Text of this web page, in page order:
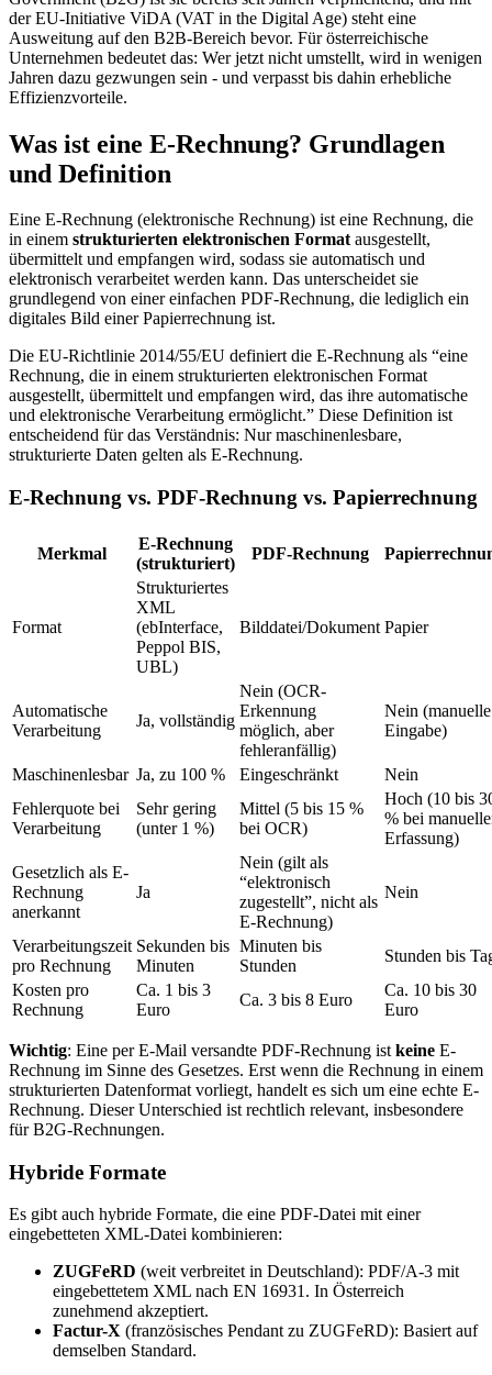
der EU-Initiative ViDA (VAT in the Digital Age) steht eine
Ausweitung auf den B2B-Bereich bevor. Für österreichische
Unternehmen bedeutet das: Wer jetzt nicht umstellt, wird in wenigen
Jahren dazu gezwungen sein - und verpasst bis dahin erhebliche
Effizienzvorteile.
Was ist eine E-Rechnung? Grundlagen
und Definition
Eine E-Rechnung (elektronische Rechnung) ist eine Rechnung, die
in einem strukturierten elektronischen Formatausgestellt,
übermittelt und empfangen wird, sodass sie automatisch und
elektronisch verarbeitet werden kann. Das unterscheidet sie
grundlegend von einer einfachen PDF-Rechnung, die lediglich ein
digitales Bild einer Papierrechnung ist.
Die EU-Richtlinie 2014/55/EU definiert die E-Rechnung als “eine
Rechnung, die in einem strukturierten elektronischen Format
ausgestellt, übermittelt und empfangen wird, das ihre automatische
und elektronische Verarbeitung ermöglicht.” Diese Definition ist
entscheidend für das Verständnis: Nur maschinenlesbare,
strukturierte Daten gelten als E-Rechnung.
E-Rechnung vs. PDF-Rechnung vs. Papierrechnung
Merkmal
E-Rechnung
(strukturiert)
PDF-Rechnung
Format
Strukturiertes
XML
(ebInterface,
Peppol BIS,
UBL)
Bilddatei/Dokument Papier
Automatische
Verarbeitung
Ja, vollständig
Nein (OCR-
Erkennung
möglich, aber
fehleranfällig)
Nein (manuelle
Eingabe)
Maschinenlesbar Ja, zu 100 % Eingeschränkt
Nein
Fehlerquote bei
Verarbeitung
Sehr gering
(unter 1 %)
Mittel (5 bis 15 %
bei OCR)
Hoch (10 bis
% bei
Erfassung)
Gesetzlich als E-
Rechnung
anerkannt
Ja
Nein (gilt als
“elektronisch
zugestellt”, nicht als
E-Rechnung)
Nein
Verarbeitungszeit
pro Rechnung
Sekunden bis
Minuten
Minuten bis
Stunden
Stunden bis
Kosten pro
Rechnung
Ca. 1 bis 3
Euro
Ca. 3 bis 8 Euro
Ca. 10 bis 30
Euro
Wichtig: Eine per E-Mail versandte PDF-Rechnung ist keine E-
Rechnung im Sinne des Gesetzes. Erst wenn die Rechnung in einem
strukturierten Datenformat vorliegt, handelt es sich um eine echte E-
Rechnung. Dieser Unterschied ist rechtlich relevant, insbesondere
für B2G-Rechnungen.
Hybride Formate
Es gibt auch hybride Formate, die eine PDF-Datei mit einer
eingebetteten XML-Datei kombinieren:
ZUGFeRD (weit verbreitet in Deutschland): PDF/A-3 mit
eingebettetem XML nach EN 16931. In Österreich
zunehmend akzeptiert.
Factur-X (französisches Pendant zu ZUGFeRD): Basiert auf
demselben Standard.